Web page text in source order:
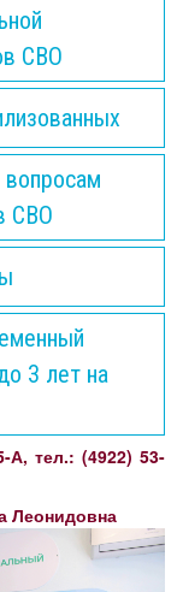
СВО
СВО
3 лет на
А, тел.: (4922) 53-
Леонидовна